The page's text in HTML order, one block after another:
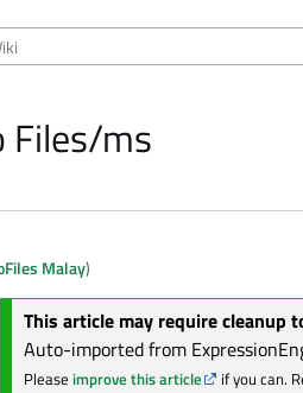
Files/ms
Malay)
This article may require cleanup
Auto-imported from
Please improve this article if you can.